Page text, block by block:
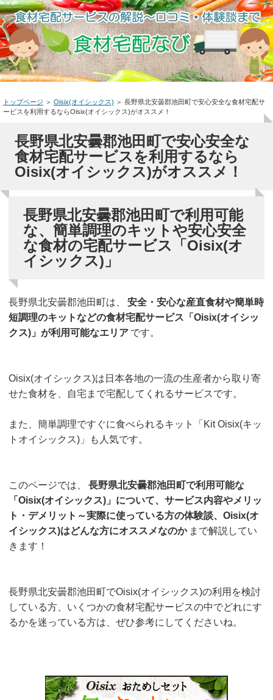
トップページ ＞ Oisix(オイシックス) ＞ 長野県北安曇郡池田町で安心安全な食材宅配サ
ービスを利用するならOisix(オイシックス)がオススメ！
長野県北安曇郡池田町で安心安全な
食材宅配サービスを利用するなら
Oisix(オイシックス)がオススメ！
長野県北安曇郡池田町で利用可能
な、簡単調理のキットや安心安全
な食材の宅配サービス「Oisix(オ
イシックス)」
長野県北安曇郡池田町は、
安全・安心な産直食材や簡単時
短調理のキットなどの食材宅配サービス「Oisix(オイシッ
クス)」が利用可能なエリア です。
Oisix(オイシックス)は日本各地の一流の生産者から取り寄
せた食材を、自宅まで宅配してくれるサービスです。
また、簡単調理ですぐに食べられるキット「Kit Oisix(キッ
トオイシックス)」も人気です。
このページでは、
長野県北安曇郡池田町で利用可能な
「Oisix(オイシックス)」について、サービス内容やメリッ
ト・デメリット～実際に使っている方の体験談、Oisix(オ
イシックス)はどんな方にオススメなのか まで解説してい
きます！
長野県北安曇郡池田町でOisix(オイシックス)の利用を検討
している方、いくつかの食材宅配サービスの中でどれにす
るかを迷っている方は、ぜひ参考にしてくださいね。